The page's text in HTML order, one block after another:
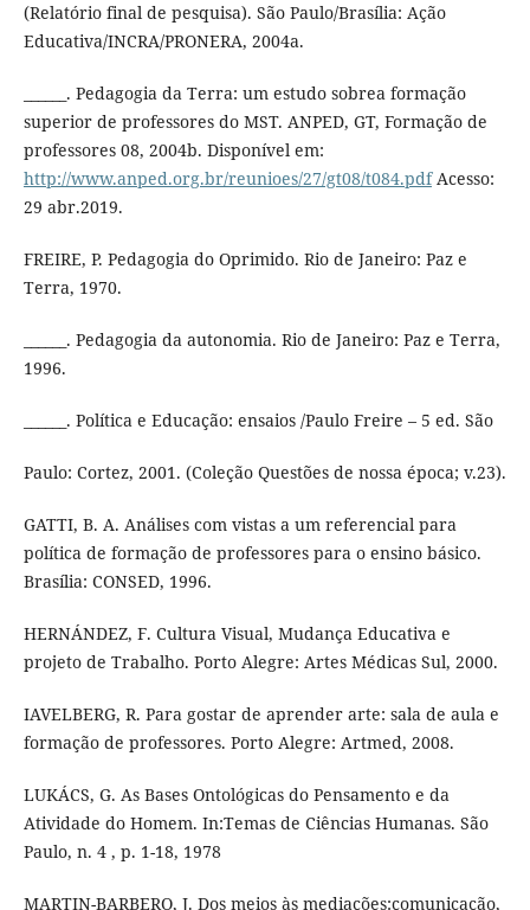
(Relatório final de pesquisa). São Paulo/Brasília: Ação
Educativa/INCRA/PRONERA, 2004a.
______. Pedagogia da Terra: um estudo sobrea formação
superior de professores do MST. ANPED, GT, Formação de
professores 08, 2004b. Disponível em:
http://www.anped.org.br/reunioes/27/gt08/t084.pdfAcesso:
29 abr.2019.
FREIRE, P. Pedagogia do Oprimido. Rio de Janeiro: Paz e
Terra, 1970.
______. Pedagogia da autonomia. Rio de Janeiro: Paz e Terra,
1996.
______. Política e Educação: ensaios /Paulo Freire – 5 ed. São
Paulo: Cortez, 2001. (Coleção Questões de nossa época; v.23).
GATTI, B. A. Análises com vistas a um referencial para
política de formação de professores para o ensino básico.
Brasília: CONSED, 1996.
HERNÁNDEZ, F. Cultura Visual, Mudança Educativa e
projeto de Trabalho. Porto Alegre: Artes Médicas Sul, 2000.
IAVELBERG, R. Para gostar de aprender arte: sala de aula e
formação de professores. Porto Alegre: Artmed, 2008.
LUKÁCS, G. As Bases Ontológicas do Pensamento e da
Atividade do Homem. In:Temas de Ciências Humanas. São
Paulo, n. 4 , p. 1-18, 1978
MARTIN-BARBERO, J. Dos meios às mediações:comunicação,